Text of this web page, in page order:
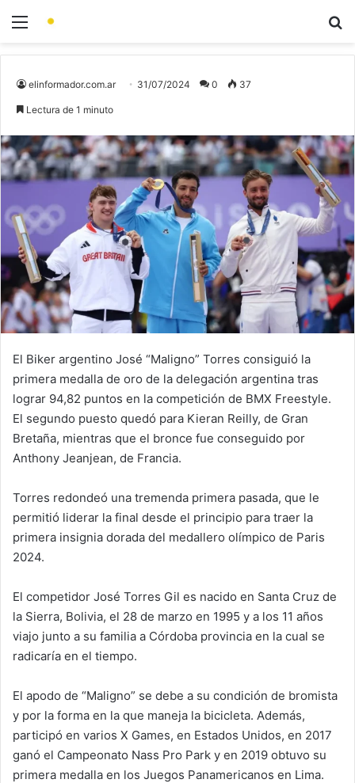
elinformador.com.ar 31/07/2024 0 37
Lectura de 1 minuto
El Biker argentino José “Maligno” Torres consiguió la
primera medalla de oro de la delegación argentina tras
lograr 94,82 puntos en la competición de BMX Freestyle.
El segundo puesto quedó para Kieran Reilly, de Gran
Bretaña, mientras que el bronce fue conseguido por
Anthony Jeanjean, de Francia.
Torres redondeó una tremenda primera pasada, que le
permitió liderar la final desde el principio para traer la
primera insignia dorada del medallero olímpico de Paris
2024.
El competidor José Torres Gil es nacido en Santa Cruz de
la Sierra, Bolivia, el 28 de marzo en 1995 y a los 11 años
viajo junto a su familia a Córdoba provincia en la cual se
radicaría en el tiempo.
El apodo de “Maligno” se debe a su condición de bromista
y por la forma en la que maneja la bicicleta. Además,
participó en varios X Games, en Estados Unidos, en 2017
ganó el Campeonato Nass Pro Park y en 2019 obtuvo su
primera medalla en los Juegos Panamericanos en Lima.